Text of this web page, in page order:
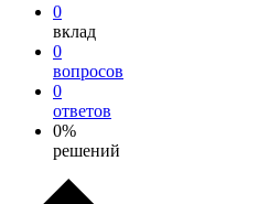
0
вклад
0
вопросов
0
ответов
0%
решений